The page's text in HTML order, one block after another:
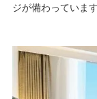
ジが備わっていま